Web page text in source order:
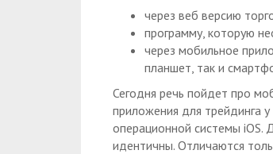
через веб версию
программу, которую
через мобильное
планшет, так и
Сегодня речь пойдет про
приложения для трейдинга
операционной системы iOS.
идентичны. Отличаются